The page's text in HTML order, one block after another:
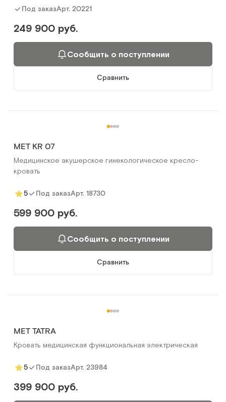
Под заказАрт. 20221
249 900 руб.
Сообщить о поступлении
Сравнить
MET KR 07
Медицинское акушерское гинекологическое кресло-
кровать
5 Под заказАрт. 18730
599 900 руб.
Сообщить о поступлении
Сравнить
MET TATRA
Кровать медицинская функциональная электрическая
5 Под заказАрт. 23984
399 900 руб.